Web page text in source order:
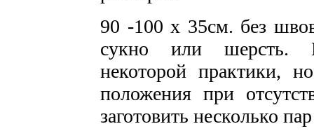
90 -100 х 35см. без
сукно или шерсть.
некоторой практики,
положения при
заготовить несколько